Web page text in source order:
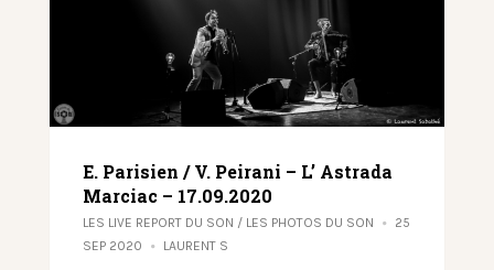
E. Parisien / V. Peirani – L’ Astrada
Marciac – 17.09.2020
LES LIVE REPORT DU SON / LES PHOTOS DU SON
25
SEP 2020
LAURENT S